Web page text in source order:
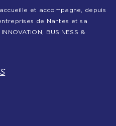
et accompagne, depuis
de Nantes et sa
BUSINESS &